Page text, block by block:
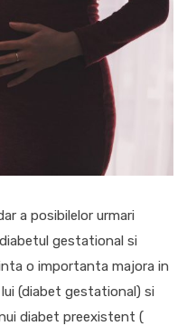
a posibilelor urmari
gestational si
o importanta majora in
(diabet gestational) si
diabet preexistent (